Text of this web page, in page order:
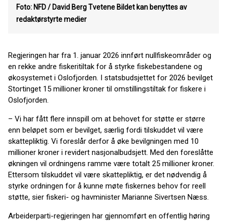
Foto: NFD / David Berg Tvetene Bildet kan benyttes av
redaktørstyrte medier
Regjeringen har fra 1. januar 2026 innført nullfiskeområder og
en rekke andre fiskeritiltak for å styrke fiskebestandene og
økosystemet i Oslofjorden. I statsbudsjettet for 2026 bevilget
Stortinget 15 millioner kroner til omstillingstiltak for fiskere i
Oslofjorden.
– Vi har fått flere innspill om at behovet for støtte er større
enn beløpet som er bevilget, særlig fordi tilskuddet vil være
skattepliktig. Vi foreslår derfor å øke bevilgningen med 10
millioner kroner i revidert nasjonalbudsjett. Med den foreslåtte
økningen vil ordningens ramme være totalt 25 millioner kroner.
Ettersom tilskuddet vil være skattepliktig, er det nødvendig å
styrke ordningen for å kunne møte fiskernes behov for reell
støtte, sier fiskeri- og havminister Marianne Sivertsen Næss.
Arbeiderparti-regjeringen har gjennomført en offentlig høring